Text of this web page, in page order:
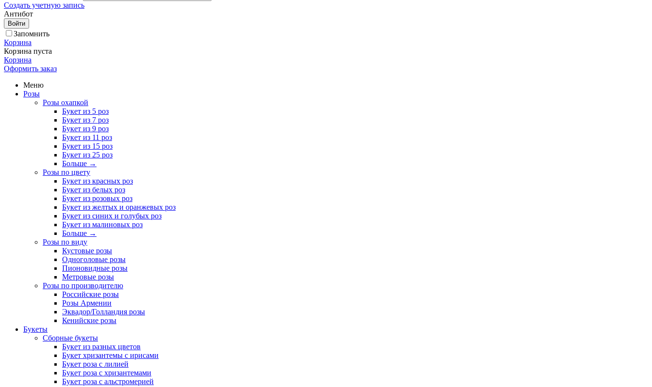
Создать учетную запись
Антибот
Войти
Запомнить
Корзина
Корзина пуста
Корзина
Оформить заказ
Меню
Розы
Розы охапкой
Букет из 5 роз
Букет из 7 роз
Букет из 9 роз
Букет из 11 роз
Букет из 15 роз
Букет из 25 роз
Больше →
Розы по цвету
Букет из красных роз
Букет из белых роз
Букет из розовых роз
Букет из желтых и оранжевых роз
Букет из синих и голубых роз
Букет из малиновых роз
Больше →
Розы по виду
Кустовые розы
Одноголовые розы
Пионовидные розы
Метровые розы
Розы по производителю
Российские розы
Розы Армении
Эквадор/Голландия розы
Кенийские розы
Букеты
Сборные букеты
Букет из разных цветов
Букет хризантемы с ирисами
Букет роза с лилией
Букет роза с хризантемами
Букет роза с альстромерией